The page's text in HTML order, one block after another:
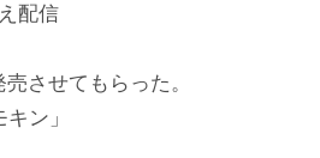
配信
させてもらった。
ン」